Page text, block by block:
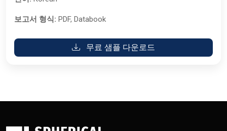
보고서 형식: PDF, Databook
무료 샘플 다운로드